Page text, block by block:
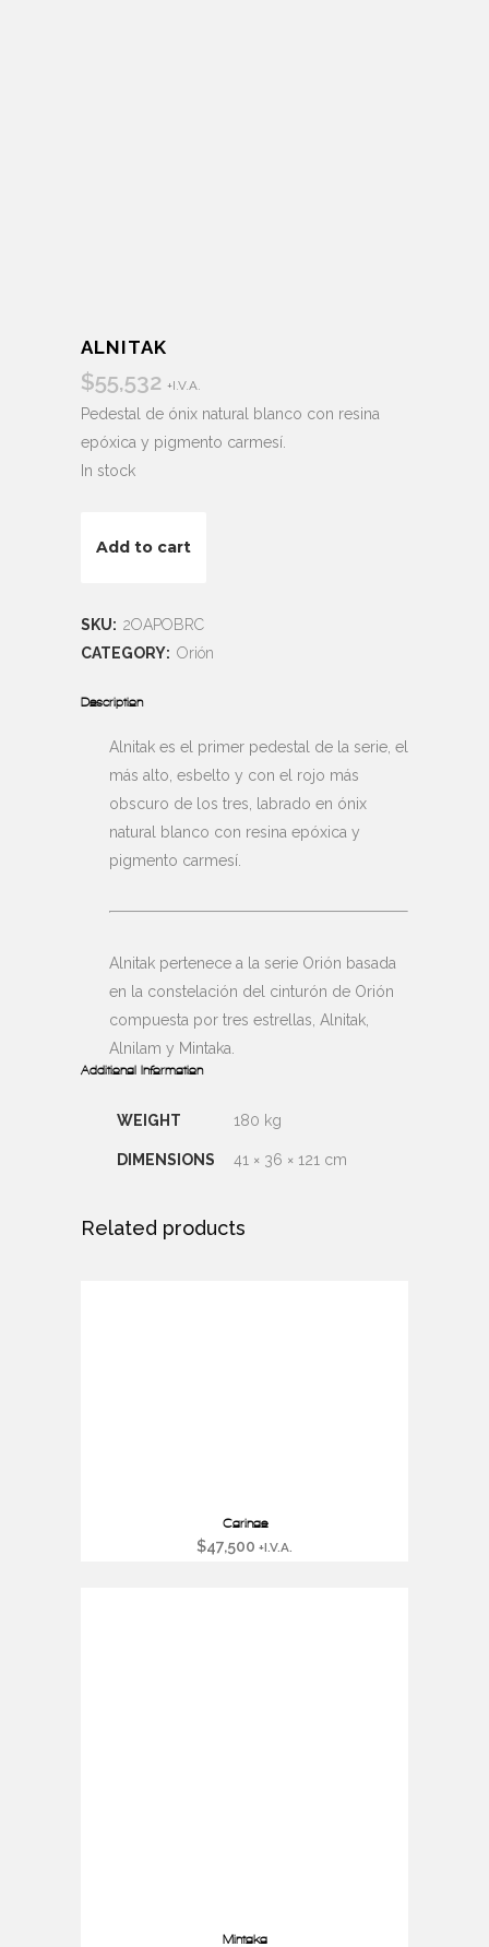
ALNITAK
$55,532 +I.V.A.
Pedestal de ónix natural blanco con resina
epóxica y pigmento carmesí.
In stock
Add to cart
SKU: 2OAPOBRC
CATEGORY: Orión
Description
Alnitak es el primer pedestal de la serie, el
más alto, esbelto y con el rojo más
obscuro de los tres, labrado en ónix
natural blanco con resina epóxica y
pigmento carmesí.
Alnitak pertenece a la serie Orión basada
en la constelación del cinturón de Orión
compuesta por tres estrellas, Alnitak,
Alnilam y Mintaka.
Additional Information
WEIGHT 180 kg
DIMENSIONS 41 × 36 × 121 cm
Related products
Carinae
$47,500 +I.V.A.
Mintaka